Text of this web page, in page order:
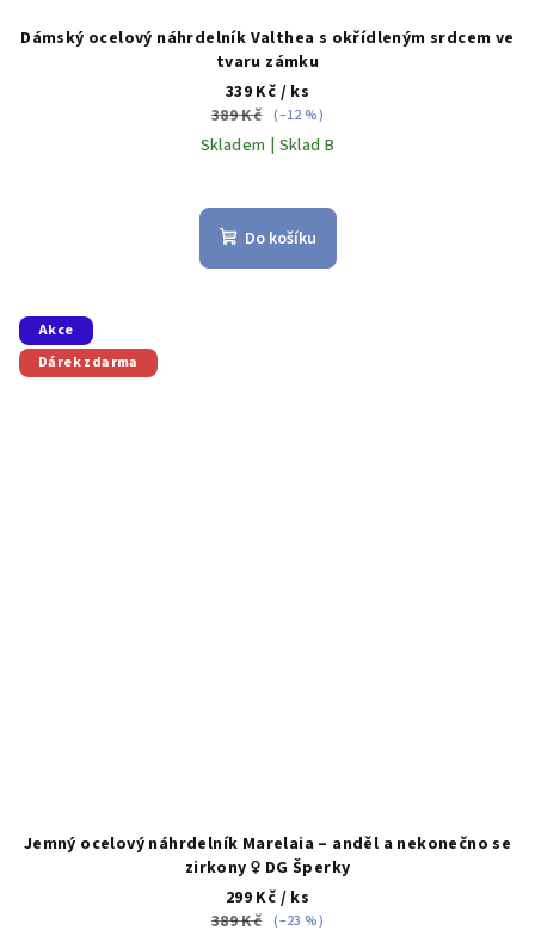
Dámský ocelový náhrdelník Valthea s okřídleným srdcem ve
tvaru zámku
339 Kč / ks
389 Kč (–12 %)
Skladem | Sklad B
Do košíku
Akce
Dárek zdarma
Jemný ocelový náhrdelník Marelaia – anděl a nekonečno se
zirkony ♀️ DG Šperky
299 Kč / ks
389 Kč (–23 %)